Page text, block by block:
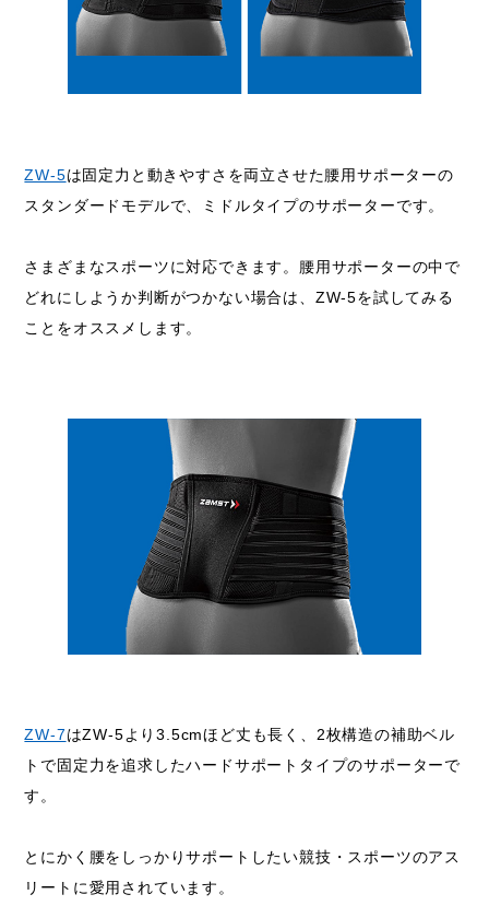
ZW-5は固定力と動きやすさを両立させた腰用サポーターの
スタンダードモデルで、ミドルタイプのサポーターです。
さまざまなスポーツに対応できます。腰用サポーターの中で
どれにしようか判断がつかない場合は、ZW-5を試してみる
ことをオススメします。
ZW-7はZW-5より3.5cmほど丈も長く、2枚構造の補助ベル
トで固定力を追求したハードサポートタイプのサポーターで
す。
とにかく腰をしっかりサポートしたい競技・スポーツのアス
リートに愛用されています。